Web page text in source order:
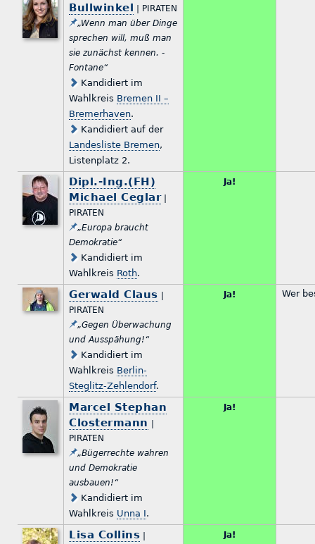
Bullwinkel
| PIRATEN
„Wenn man über Dinge
sprechen will, muß man
sie zunächst kennen. -
Fontane“
Kandidiert im
Wahlkreis Bremen II –
Bremerhaven.
Kandidiert auf der
Landesliste Bremen,
Listenplatz 2.
Dipl.-Ing.(FH)
Michael Ceglar|
PIRATEN
„Europa braucht
Demokratie“
Kandidiert im
Wahlkreis Roth.
Ja!
Gerwald Claus
PIRATEN
„Gegen Überwachung
und Ausspähung!“
Kandidiert im
Wahlkreis Berlin-
Steglitz-Zehlendorf.
Ja! Wer
Marcel Stephan
Clostermann
PIRATEN
„Bügerrechte wahren
und Demokratie
ausbauen!“
Kandidiert im
Wahlkreis Unna I.
Ja!
Lisa Collins Ja!